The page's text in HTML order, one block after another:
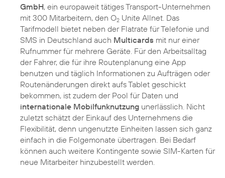
GmbH, ein europaweit tätiges Transport-Unternehmen
mit 300 Mitarbeitern, den O2 Unite Allnet. Das
Tarifmodell bietet neben der Flatrate für Telefonie und
SMS in Deutschland auch Multicards mit nur einer
Rufnummer für mehrere Geräte. Für den Arbeitsalltag
der Fahrer, die für ihre Routenplanung eine App
benutzen und täglich Informationen zu Aufträgen oder
Routenänderungen direkt aufs Tablet geschickt
bekommen, ist zudem der Pool für Daten und
internationale Mobilfunknutzung unerlässlich. Nicht
zuletzt schätzt der Einkauf des Unternehmens die
Flexibilität, denn ungenutzte Einheiten lassen sich ganz
einfach in die Folgemonate übertragen. Bei Bedarf
können auch weitere Kontingente sowie SIM-Karten für
neue Mitarbeiter hinzubestellt werden.